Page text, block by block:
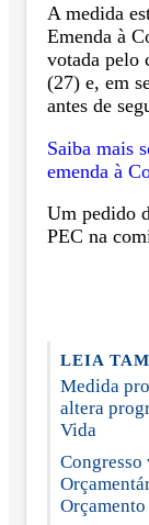
A medida
Emenda à
votada pelo
(27) e, em
antes de
Saiba mais
emenda à
Um pedido
PEC na
LEIA
Medida
altera
Vida
Orçamento